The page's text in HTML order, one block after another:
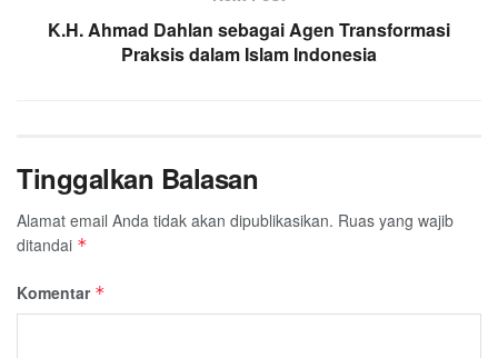
K.H. Ahmad Dahlan sebagai Agen Transformasi
Praksis dalam Islam Indonesia
Tinggalkan Balasan
Alamat email Anda tidak akan dipublikasikan. Ruas yang wajib
ditandai *
Komentar *